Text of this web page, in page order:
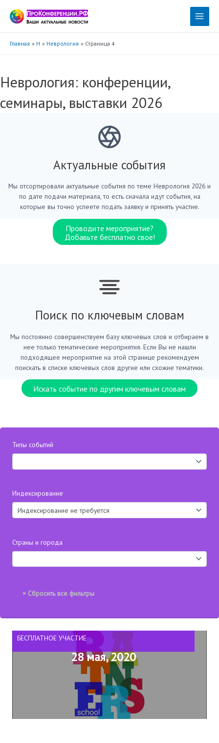
содержимому
Main
Главная Н Неврология Страница 4
Неврология: конференции,
семинары, выставки 2026
Актуальные события
Мы отсортировали актуальные события по теме Неврология 2026 и
по дате подачи материала, то есть сначала идут события, на
которые вы точно успеете подать заявку и принять участие.
Проводите мероприятие?
Добавьте бесплатно свое!
Поиск по ключевым словам
Мы постоянно совершенствуем базу ключевых слов и отбираем в
нее только тематические мероприятия. Если Вы не нашли
подходящее мероприятие на этой странице рекомендуем
поискать в списке ключевых слов другие или схожие тематики.
Искать событие по другим ключевым словам
Типы событий
Индексирование
Страны и города
БЕСПЛАТНОЕ УЧАСТИЕ
28 мая, 2020